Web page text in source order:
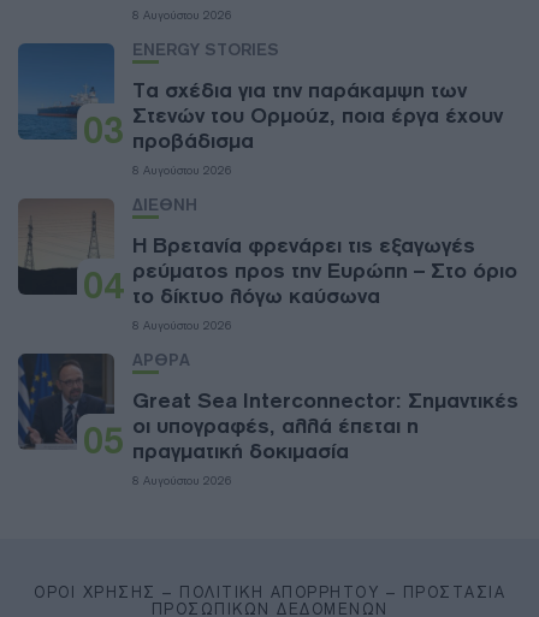
8 Αυγούστου 2026
03
ENERGY STORIES
Τα σχέδια για την παράκαμψη των
Στενών του Ορμούζ, ποια έργα έχουν
προβάδισμα
8 Αυγούστου 2026
04
ΔΙΕΘΝΗ
Η Βρετανία φρενάρει τις εξαγωγές
ρεύματος προς την Ευρώπη – Στο όριο
το δίκτυο λόγω καύσωνα
8 Αυγούστου 2026
05
ΑΡΘΡΑ
Great Sea Interconnector: Σημαντικές
οι υπογραφές, αλλά έπεται η
πραγματική δοκιμασία
8 Αυγούστου 2026
ΌΡΟΙ ΧΡΉΣΗΣ – ΠΟΛΙΤΙΚΉ ΑΠΟΡΡΉΤΟΥ – ΠΡΟΣΤΑΣΊΑ
ΠΡΟΣΩΠΙΚΏΝ ΔΕΔΟΜΈΝΩΝ